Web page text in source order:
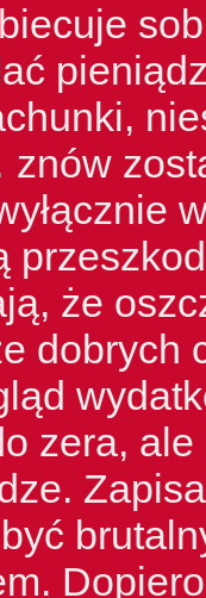
że
dobrych
zera,